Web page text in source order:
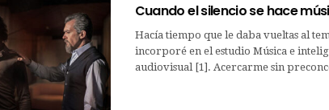
Cuando el silencio se hace
Hacía tiempo que le daba vueltas al
incorporé en el estudio Música e
audiovisual [1]. Acercarme sin